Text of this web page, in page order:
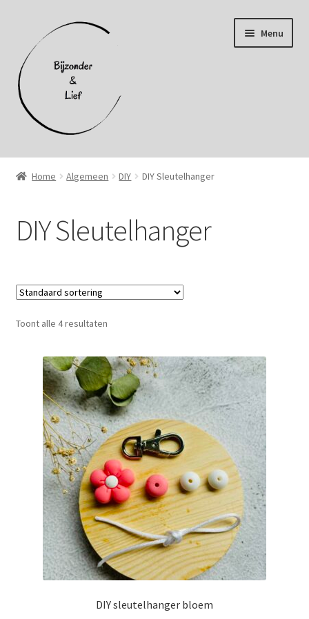
door
naar
navigatie
naar
de
inhoud
Menu
Home
Afrekenen
Cookiebeleid (EU)
Privacybeleid
Terugbetaal- en retourneringsbeleid
Waarom Bijzonder&Lief?
Winkel
Winkelwagen
Home Algemeen DIY DIY Sleutelhanger
DIY Sleutelhanger
Toont alle 4 resultaten
DIY sleutelhanger bloem